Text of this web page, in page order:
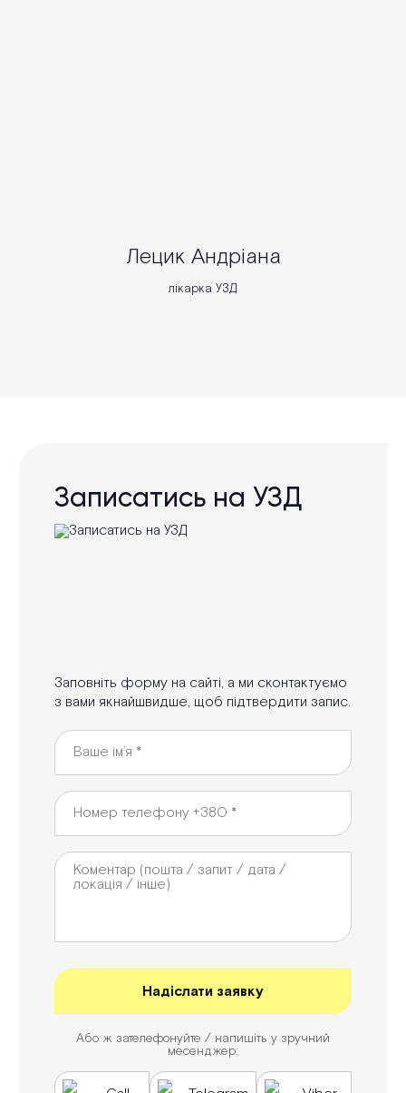
Лецик Андріана
лікарка УЗД
Записатись на УЗД
Заповніть форму на сайті, а ми сконтактуємо
з вами якнайшвидше, щоб підтвердити запис.
Або ж зателефонуйте / напишіть у зручний
месенджер: